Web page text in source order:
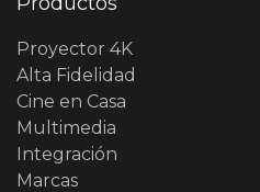
Proyector 4K
Alta Fidelidad
Cine en Casa
Multimedia
Integración
Marcas